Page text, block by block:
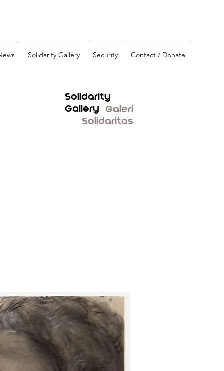
Solidarity Gallery Security Contact / Donate
Solidarity
Gallery Galeri
Solidaritas